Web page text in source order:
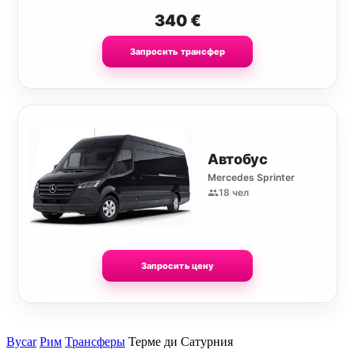
340€
Запросить трансфер
Автобус
Mercedes Sprinter
18 чел
Запросить цену
Bycar Рим Трансферы Терме ди Сатурния